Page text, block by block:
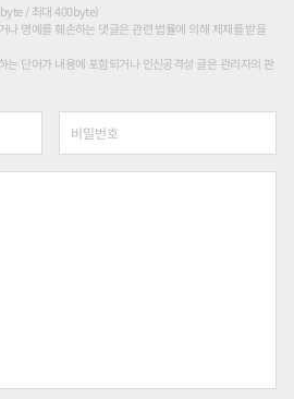
/ 최대 400byte)
나 명예를 훼손하는 댓글은 관련 법률에 의해 제재를 받을
는 단어가 내용에 포함되거나 인신공격성 글은 관리자의 판